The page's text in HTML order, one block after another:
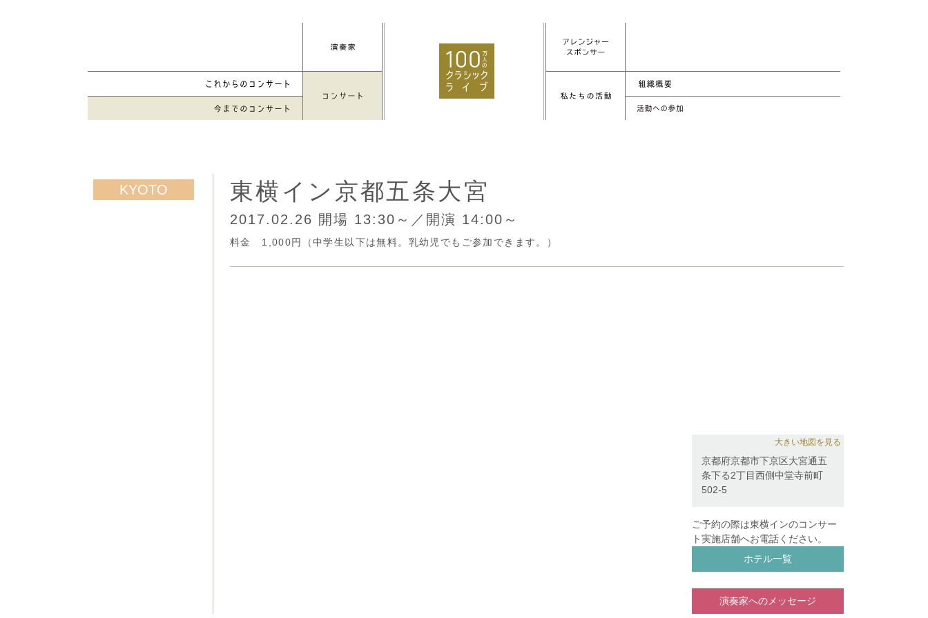
東横イン京都五条大宮
2017.02.26 開場 13:30～／開演 14:00～
料金 1,000円（中学生以下は無料。乳幼児でもご参加できます。）
大きい地図を見る
京都府京都市下京区大宮通五
条下る2丁目西側中堂寺前町
502-5
ご予約の際は東横インのコンサー
ト実施店舗へお電話ください。
ホテル一覧
演奏家へのメッセージ